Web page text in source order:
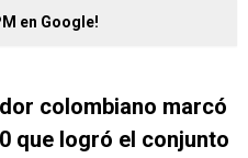
en Google!
colombiano marcó
que logró el conjunto